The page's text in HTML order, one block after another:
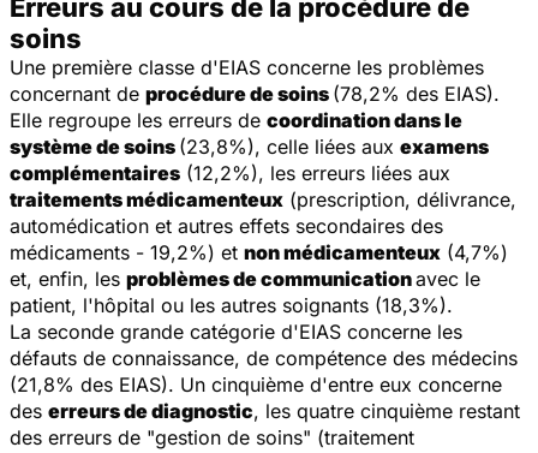
Erreurs au cours de la procédure de
soins
Une première classe d'EIAS concerne les problèmes
concernant de procédure de soins (78,2% des EIAS).
Elle regroupe les erreurs de coordination dans le
système de soins (23,8%), celle liées aux examens
complémentaires (12,2%), les erreurs liées aux
traitements médicamenteux (prescription, délivrance,
automédication et autres effets secondaires des
médicaments - 19,2%) et non médicamenteux (4,7%)
et, enfin, les problèmes de communicationavec le
patient, l'hôpital ou les autres soignants (18,3%).
La seconde grande catégorie d'EIAS concerne les
défauts de connaissance, de compétence des médecins
(21,8% des EIAS). Un cinquième d'entre eux concerne
des erreurs de diagnostic, les quatre cinquième restant
des erreurs de "gestion de soins" (traitement